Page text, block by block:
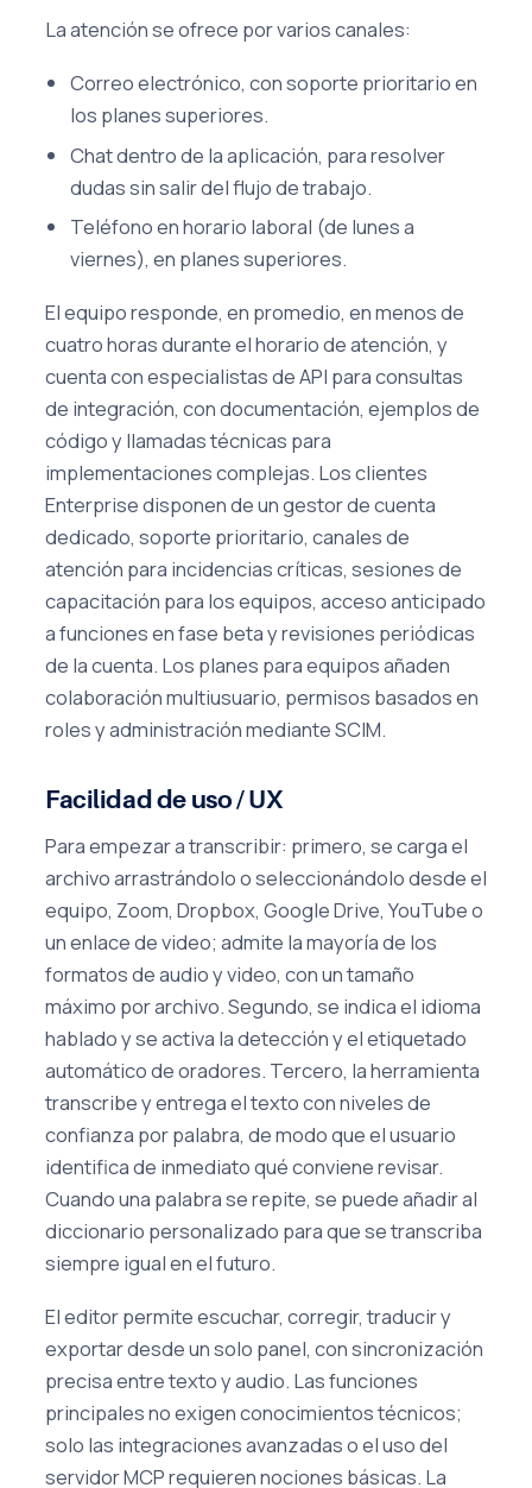
La atención se ofrece por varios canales:
Correo electrónico, con soporte prioritario en
los planes superiores.
Chat dentro de la aplicación, para resolver
dudas sin salir del flujo de trabajo.
Teléfono en horario laboral (de lunes a
viernes), en planes superiores.
El equipo responde, en promedio, en menos de
cuatro horas durante el horario de atención, y
cuenta con especialistas de API para consultas
de integración, con documentación, ejemplos de
código y llamadas técnicas para
implementaciones complejas. Los clientes
Enterprise disponen de un gestor de cuenta
dedicado, soporte prioritario, canales de
atención para incidencias críticas, sesiones de
capacitación para los equipos, acceso anticipado
a funciones en fase beta y revisiones periódicas
de la cuenta. Los planes para equipos añaden
colaboración multiusuario, permisos basados en
roles y administración mediante SCIM.
Facilidad de uso / UX
Para empezar a transcribir: primero, se carga el
archivo arrastrándolo o seleccionándolo desde el
equipo, Zoom, Dropbox, Google Drive, YouTube o
un enlace de video; admite la mayoría de los
formatos de audio y video, con un tamaño
máximo por archivo. Segundo, se indica el idioma
hablado y se activa la detección y el etiquetado
automático de oradores. Tercero, la herramienta
transcribe y entrega el texto con niveles de
confianza por palabra, de modo que el usuario
identifica de inmediato qué conviene revisar.
Cuando una palabra se repite, se puede añadir al
diccionario personalizado para que se transcriba
siempre igual en el futuro.
El editor permite escuchar, corregir, traducir y
exportar desde un solo panel, con sincronización
precisa entre texto y audio. Las funciones
principales no exigen conocimientos técnicos;
solo las integraciones avanzadas o el uso del
servidor MCP requieren nociones básicas. La